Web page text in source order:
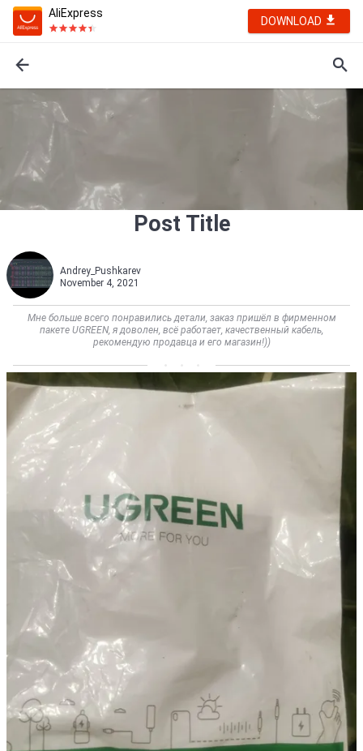
AliExpress
DOWNLOAD
Post Title
Andrey_Pushkarev
November 4, 2021
Мне больше всего понравились детали, заказ пришёл в фирменном
пакете UGREEN, я доволен, всё работает, качественный кабель,
рекомендую продавца и его магазин!))